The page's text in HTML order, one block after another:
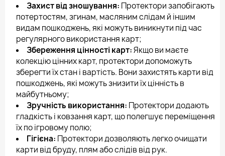
Захист від зношування: Протектори запобігають
потертостям, згинам, масляним слідам й іншим
видам пошкоджень, які можуть виникнути під час
регулярного використання карт;
Збереження цінності карт:Якщо ви маєте
колекцію цінних карт, протектори допоможуть
зберегти їх стан і вартість. Вони захистять карти від
пошкоджень, які можуть знизити їх цінність в
майбутньому;
Зручність використання: Протектори додають
гладкість і ковзання карт, що полегшує переміщення
їх по ігровому полю;
Гігієна: Протектори дозволяють легко очищати
карти від бруду, плям або слідів від рук.